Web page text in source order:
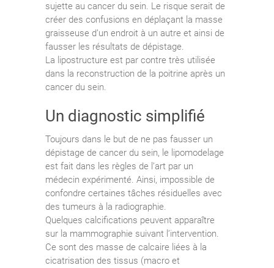
sujette au cancer du sein. Le risque serait de
créer des confusions en déplaçant la masse
graisseuse d’un endroit à un autre et ainsi de
fausser les résultats de dépistage.
La lipostructure est par contre très utilisée
dans la reconstruction de la poitrine après un
cancer du sein.
Un diagnostic simplifié
Toujours dans le but de ne pas fausser un
dépistage de cancer du sein, le lipomodelage
est fait dans les règles de l’art par un
médecin expérimenté. Ainsi, impossible de
confondre certaines tâches résiduelles avec
des tumeurs à la radiographie.
Quelques calcifications peuvent apparaître
sur la mammographie suivant l’intervention.
Ce sont des masse de calcaire liées à la
cicatrisation des tissus (macro et